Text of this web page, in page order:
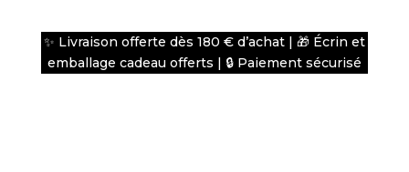
✨ Livraison offerte dès 180 € d’achat | 🎁 Écrin et
emballage cadeau offerts | 🔒 Paiement sécurisé